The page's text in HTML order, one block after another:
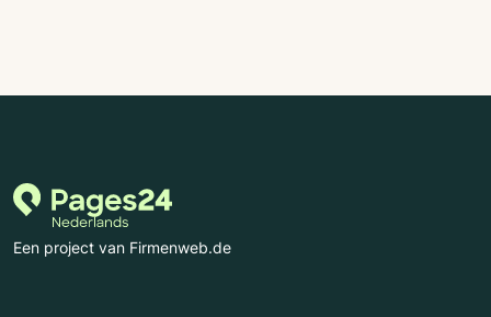
Een project van Firmenweb.de